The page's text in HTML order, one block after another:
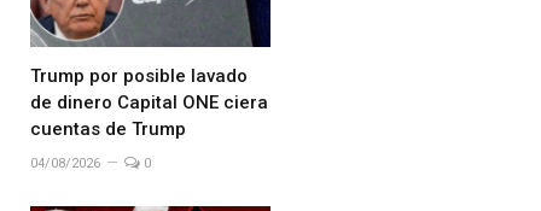
Trump por posible lavado
de dinero Capital ONE ciera
cuentas de Trump
04/08/2026 0